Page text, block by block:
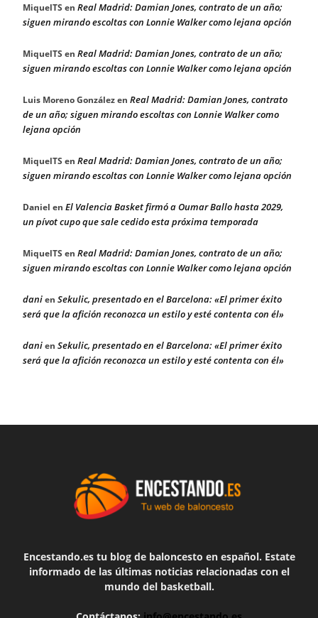
MiquelTS en Real Madrid: Damian Jones, contrato de un año;
siguen mirando escoltas con Lonnie Walker como lejana opción
MiquelTS en Real Madrid: Damian Jones, contrato de un año;
siguen mirando escoltas con Lonnie Walker como lejana opción
Luis Moreno Gonzálezen Real Madrid: Damian Jones, contrato
de un año; siguen mirando escoltas con Lonnie Walker como
lejana opción
MiquelTS en Real Madrid: Damian Jones, contrato de un año;
siguen mirando escoltas con Lonnie Walker como lejana opción
Daniel en El Valencia Basket firmó a Oumar Ballo hasta 2029,
un pívot cupo que sale cedido esta próxima temporada
MiquelTS en Real Madrid: Damian Jones, contrato de un año;
siguen mirando escoltas con Lonnie Walker como lejana opción
danien Sekulic, presentado en el Barcelona: «El primer éxito
será que la afición reconozca un estilo y esté contenta con él»
danien Sekulic, presentado en el Barcelona: «El primer éxito
será que la afición reconozca un estilo y esté contenta con él»
Encestando.es tu blog de baloncesto en español. Estate
informado de las últimas noticias relacionadas con el
mundo del basketball.